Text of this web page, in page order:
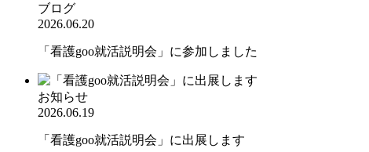
ブログ
2026.06.20
「看護goo就活説明会」に参加しました
お知らせ
2026.06.19
「看護goo就活説明会」に出展します